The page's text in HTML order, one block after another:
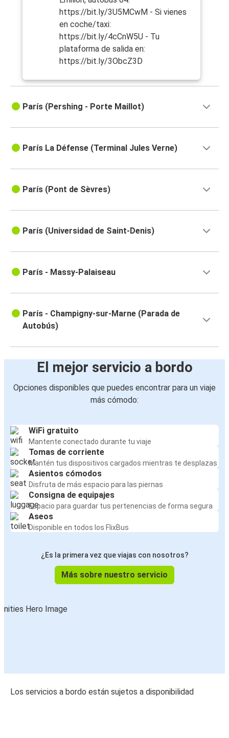
https://bit.ly/3U5MCwM - Si vienes
en coche/taxi:
https://bit.ly/4cCnW5U - Tu
plataforma de salida en:
https://bit.ly/3ObcZ3D
París (Pershing - Porte Maillot)
París La Défense (Terminal Jules Verne)
París (Pont de Sèvres)
París (Universidad de Saint-Denis)
París - Massy-Palaiseau
París - Champigny-sur-Marne (Parada de
Autobús)
El mejor servicio a bordo
Opciones disponibles que puedes encontrar para un viaje
más cómodo:
WiFi gratuito
Mantente conectado durante tu viaje
Tomas de corriente
Mantén tus dispositivos cargados mientras te desplazas
Asientos cómodos
Disfruta de más espacio para las piernas
Consigna de equipajes
Espacio para guardar tus pertenencias de forma segura
Aseos
Disponible en todos los FlixBus
¿Es la primera vez que viajas con nosotros?
Más sobre nuestro servicio
Los servicios a bordo están sujetos a disponibilidad